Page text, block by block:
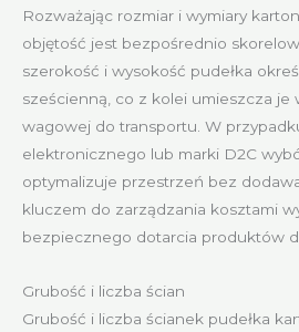
Rozważając rozmiar i wymiary
objętość jest bezpośrednio
szerokość i wysokość pudełka
sześcienną, co z kolei umieszcza je
wagowej do transportu. W
elektronicznego lub marki D2C
optymalizuje przestrzeń bez
kluczem do zarządzania kosztami
bezpiecznego dotarcia produktów
Grubość i liczba ścian
Grubość i liczba ścianek pudełka